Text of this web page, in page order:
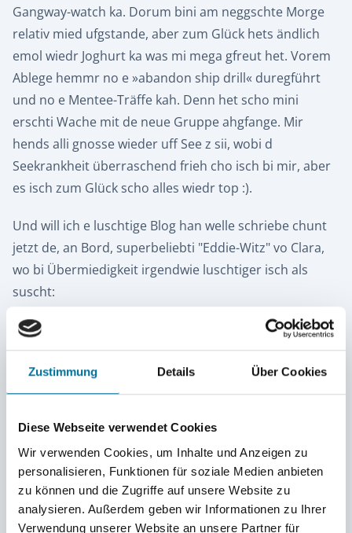
Zustimmung Details Über Cookies
Diese Webseite verwendet Cookies
Wir verwenden Cookies, um Inhalte und Anzeigen zu
personalisieren, Funktionen für soziale Medien anbieten
zu können und die Zugriffe auf unsere Website zu
analysieren. Außerdem geben wir Informationen zu Ihrer
Verwendung unserer Website an unsere Partner für
Gangway-watch ka. Dorum bini am neggschte Morge
relativ mied ufgstande, aber zum Glück hets ändlich
emol wiedr Joghurt ka was mi mega gfreut het. Vorem
Ablege hemmr no e »abandon ship drill« duregführt
und no e Mentee-Träffe kah. Denn het scho mini
erschti Wache mit de neue Gruppe ahgfange. Mir
hends alli gnosse wieder uff See z sii, wobi d
Seekrankheit überraschend frieh cho isch bi mir, aber
es isch zum Glück scho alles wiedr top :).
Und will ich e luschtige Blog han welle schriebe chunt
jetzt de, an Bord, superbeliebti "Eddie-Witz" vo Clara,
wo bi Übermiedigkeit irgendwie luschtiger isch als
suscht:
In der Savanne kämpfen eine Horde Ameisen gegen
einen riesigen Elefanten. Alle Ameisen stiegen auf den
Elefanten, um ihn zu bekämpfen. Der Elefant machte
»töröö« und schüttelte alle Ameisen von sich, bis auf
---
Und anschließend für alle, die kein Schweizerdeutsch